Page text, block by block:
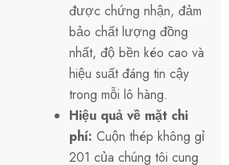
được chứng nhận, đảm
bảo chất lượng đồng
nhất, độ bền kéo cao và
hiệu suất đáng tin cậy
trong mỗi lô hàng.
Hiệu quả về mặt chi
phí: Cuộn thép không gỉ
201 của chúng tôi cung